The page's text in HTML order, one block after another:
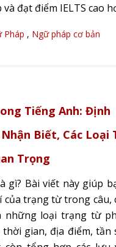
đạt điểm IELTS cao
Pháp , Ngữ pháp cơ bản
Tiếng Anh: Định
Biết, Các Loại
Trọng
Bài viết này giúp
trạng từ trong câu,
những loại trạng từ
gian, địa điểm, tần